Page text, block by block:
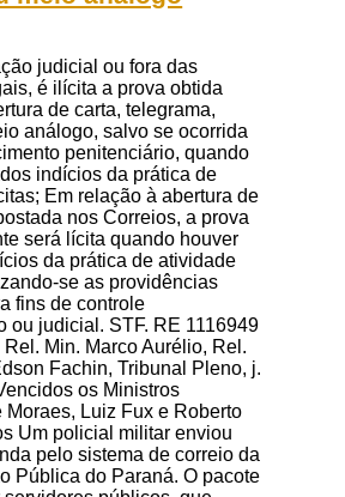
judicial ou fora das
é ilícita a prova obtida
de carta, telegrama,
análogo, salvo se ocorrida
penitenciário, quando
indícios da prática de
Em relação à abertura de
nos Correios, a prova
será lícita quando houver
da prática de atividade
se as providências
fins de controle
ou judicial. STF. RE 1116949
Rel. Min. Marco Aurélio, Rel.
Fachin, Tribunal Pleno, j.
os Ministros
Moraes, Luiz Fux e Roberto
Um policial militar enviou
pelo sistema de correio da
Pública do Paraná. O pacote